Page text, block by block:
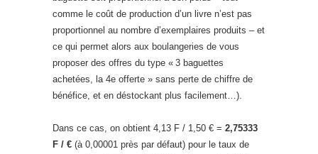
comme le coût de production d’un livre n’est pas
proportionnel au nombre d’exemplaires produits – et
ce qui permet alors aux boulangeries de vous
proposer des offres du type « 3 baguettes
achetées, la 4e offerte » sans perte de chiffre de
bénéfice, et en déstockant plus facilement…).
Dans ce cas, on obtient 4,13 F / 1,50 € = 2,75333
F / € (à 0,00001 près par défaut) pour le taux de